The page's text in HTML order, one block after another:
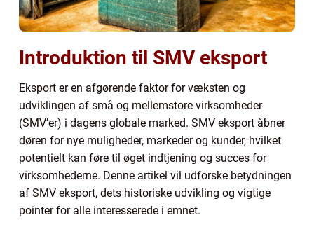
Introduktion til SMV eksport
Eksport er en afgørende faktor for væksten og
udviklingen af små og mellemstore virksomheder
(SMV’er) i dagens globale marked. SMV eksport åbner
døren for nye muligheder, markeder og kunder, hvilket
potentielt kan føre til øget indtjening og succes for
virksomhederne. Denne artikel vil udforske betydningen
af SMV eksport, dets historiske udvikling og vigtige
pointer for alle interesserede i emnet.